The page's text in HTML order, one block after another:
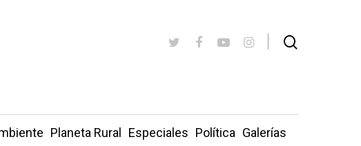
Planeta Rural Especiales Política Galerías